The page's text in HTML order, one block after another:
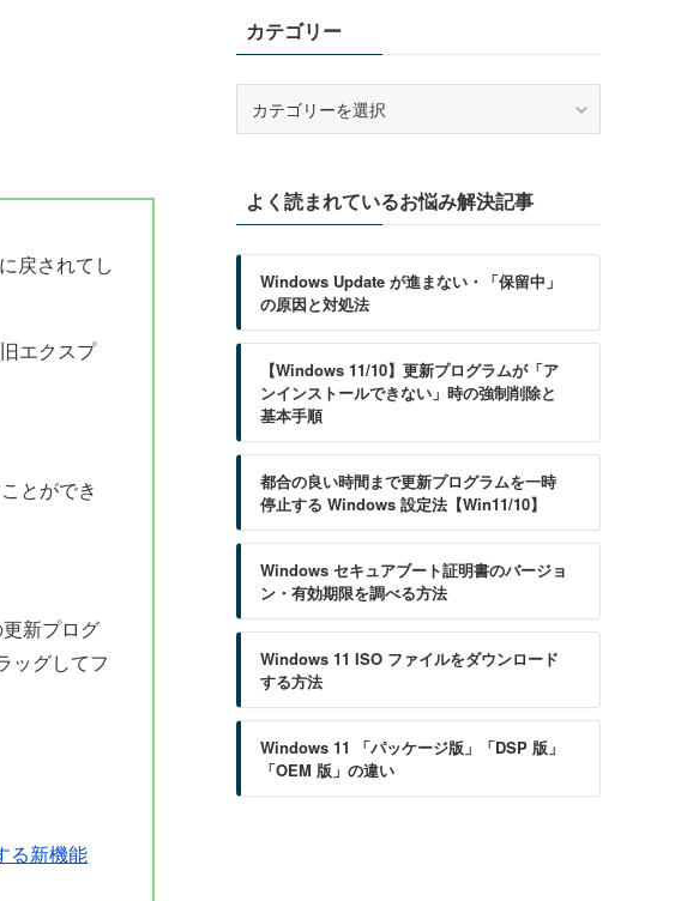
戻されてし
エクスプ
とができ
新プログ
ッグしてフ
る新機能
カテゴリー
ーよく読まれているお悩み解決記事
Windows Update が進まない・「保留中」
の原因と対処法
【Windows 11/10】更新プログラムが「ア
ンインストールできない」時の強制削除と
基本手順
都合の良い時間まで更新プログラムを一時
停止する Windows 設定法【Win11/10】
Windows セキュアブート証明書のバージョ
ン・有効期限を調べる方法
Windows 11 ISO ファイルをダウンロード
する方法
Windows 11 「パッケージ版」「DSP 版」
「OEM 版」の違い